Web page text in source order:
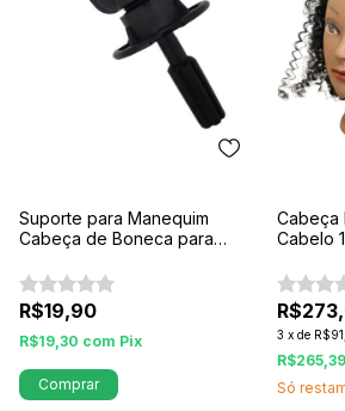
Suporte para Manequim
Cabeça de Boneca para
R$19,90
R$19,30 com Pix
Comprar
Cabeça
Cabelo
3 x de
R$265,39
Só